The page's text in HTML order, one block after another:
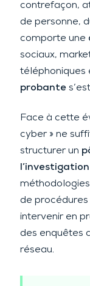
contrefaçon,
de personne,
comporte une
sociaux,
téléphoniques
probante
Face à cette
cyber » ne
structurer un
de procédures
intervenir en
des enquêtes
réseau.